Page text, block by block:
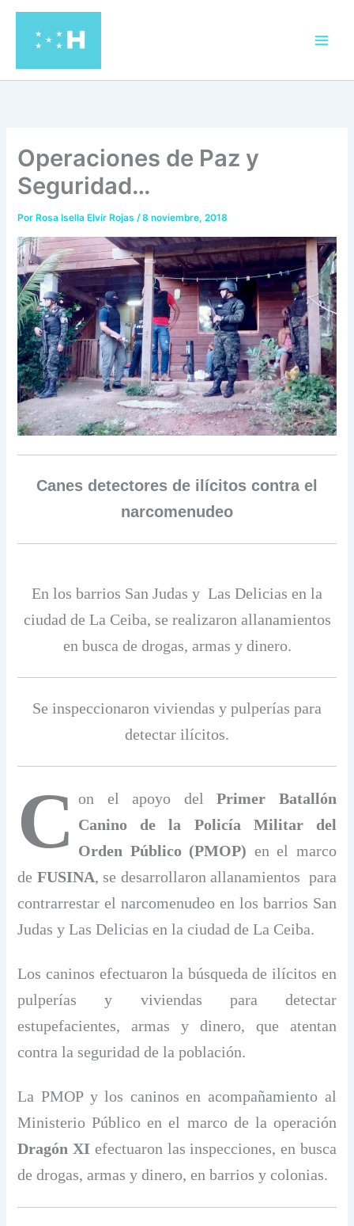
contenido
Operaciones de Paz y
Seguridad…
Por Rosa Isella Elvir Rojas/8 noviembre, 2018
Canes detectores de ilícitos contra el
narcomenudeo
En los barrios San Judas y Las Delicias en la
ciudad de La Ceiba, se realizaron allanamientos
en busca de drogas, armas y dinero.
Se inspeccionaron viviendas y pulperías para
detectar ilícitos.
C on el apoyo delPrimer Batallón
Canino de la Policía Militar del
Orden Público (PMOP) en el marco
de FUSINA, se desarrollaron allanamientos para
contrarrestar el narcomenudeo en los barrios San
Judas y Las Delicias en la ciudad de La Ceiba.
Los caninos efectuaron la búsqueda de ilícitos en
pulperías y viviendas para detectar
estupefacientes, armas y dinero, que atentan
contra la seguridad de la población.
La PMOP y los caninos en acompañamiento al
Ministerio Público en el marco de la operación
Dragón XI efectuaron las inspecciones, en busca
de drogas, armas y dinero, en barrios y colonias.